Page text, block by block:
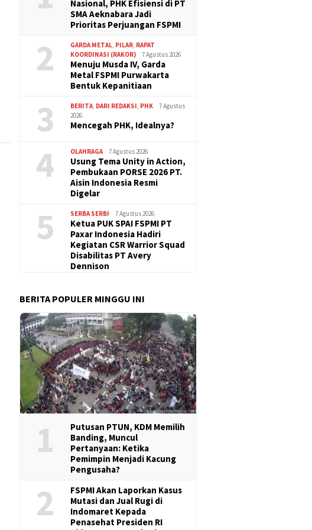
Nasional, PHK Efisiensi di PT
SMA Aeknabara Jadi
Prioritas Perjuangan FSPMI
2 GARDA METAL PILAR RAPAT
KOORDINASI (RAKOR)
7 Agustus 2026
Menuju Musda IV, Garda
Metal FSPMI Purwakarta
Bentuk Kepanitiaan
3 BERITA DARI REDAKSI PHK
7 Agustus
2026
Mencegah PHK, Idealnya?
4 OLAHRAGA 7 Agustus 2026
Usung Tema Unity in Action,
Pembukaan PORSE 2026 PT.
Aisin Indonesia Resmi
Digelar
5 SERBA SERBI 7 Agustus 2026
Ketua PUK SPAI FSPMI PT
Paxar Indonesia Hadiri
Kegiatan CSR Warrior Squad
Disabilitas PT Avery
Dennison
BERITA POPULER MINGGU INI
1
Putusan PTUN, KDM Memilih
Banding, Muncul
Pertanyaan: Ketika
Pemimpin Menjadi Kacung
Pengusaha?
2
FSPMI Akan Laporkan Kasus
Mutasi dan Jual Rugi di
Indomaret Kepada
Penasehat Presiden RI